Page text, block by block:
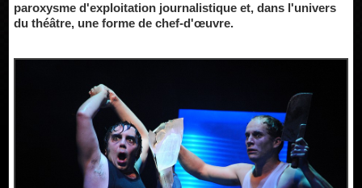
paroxysme d'exploitation journalistique et, dans l'univers
du théâtre, une forme de chef-d'œuvre.